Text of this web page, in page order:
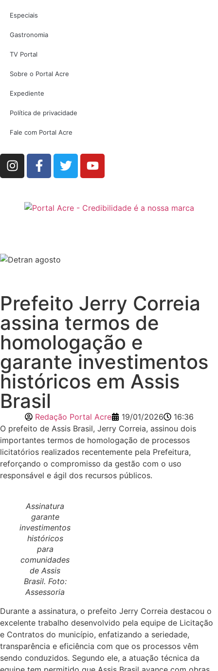
Especiais
Gastronomia
TV Portal
Sobre o Portal Acre
Expediente
Política de privacidade
Fale com Portal Acre
Prefeito Jerry Correia
assina termos de
homologação e
garante investimentos
históricos em Assis
Brasil
Redação Portal Acre 19/01/2026
16:36
O prefeito de Assis Brasil, Jerry Correia, assinou dois
importantes termos de homologação de processos
licitatórios realizados recentemente pela Prefeitura,
reforçando o compromisso da gestão com o uso
responsável e ágil dos recursos públicos.
Assinatura
garante
investimentos
históricos
para
comunidades
de Assis
Brasil. Foto:
Assessoria
Durante a assinatura, o prefeito Jerry Correia destacou o
excelente trabalho desenvolvido pela equipe de Licitação
e Contratos do município, enfatizando a seriedade,
transparência e eficiência com que os processos vêm
sendo conduzidos. Segundo ele, a atuação técnica da